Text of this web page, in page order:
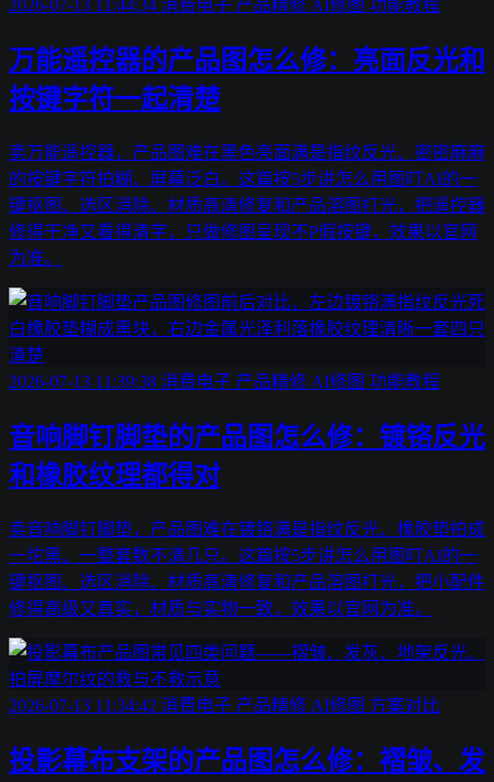
2026-07-13 11:44:34 消费电子 产品精修 AI修图 功能教程
万能遥控器的产品图怎么修：亮面反光和
按键字符一起清楚
卖万能遥控器，产品图难在黑色亮面满是指纹反光、密密麻麻
的按键字符拍糊、屏幕泛白。这篇按5步讲怎么用图叮AI的一
键抠图、选区消除、材质高清修复和产品溶图打光，把遥控器
修得干净又看得清字，只做修图呈现不P假按键，效果以官网
为准。
2026-07-13 11:39:38 消费电子 产品精修 AI修图 功能教程
音响脚钉脚垫的产品图怎么修：镀铬反光
和橡胶纹理都得对
卖音响脚钉脚垫，产品图难在镀铬满是指纹反光、橡胶垫拍成
一坨黑、一整套数不清几只。这篇按5步讲怎么用图叮AI的一
键抠图、选区消除、材质高清修复和产品溶图打光，把小配件
修得高级又真实，材质与实物一致，效果以官网为准。
2026-07-13 11:34:42 消费电子 产品精修 AI修图 方案对比
投影幕布支架的产品图怎么修：褶皱、发